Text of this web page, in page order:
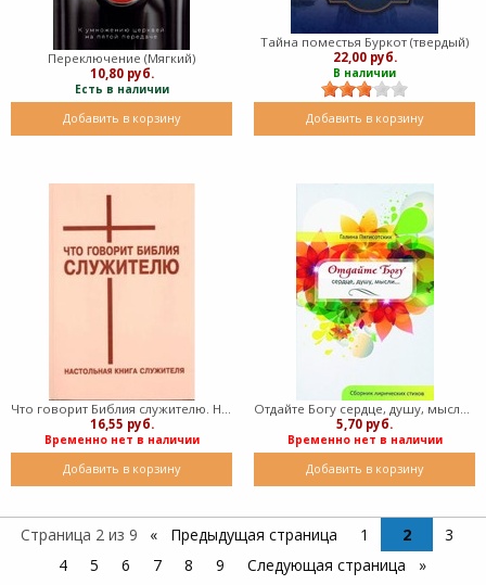
Переключение (Мягкий)
10,80 руб.
Есть в наличии
Добавить в корзину
Тайна поместья Буркот (твердый)
22,00 руб.
В наличии
Добавить в корзину
16,55 руб.
Временно нет в наличии
Добавить в корзину
5,70 руб.
Временно нет в наличии
Добавить в корзину
Страница 2 из 9 Предыдущая страница 1 2
3
4
5 6 7 8 9 Следующая страница